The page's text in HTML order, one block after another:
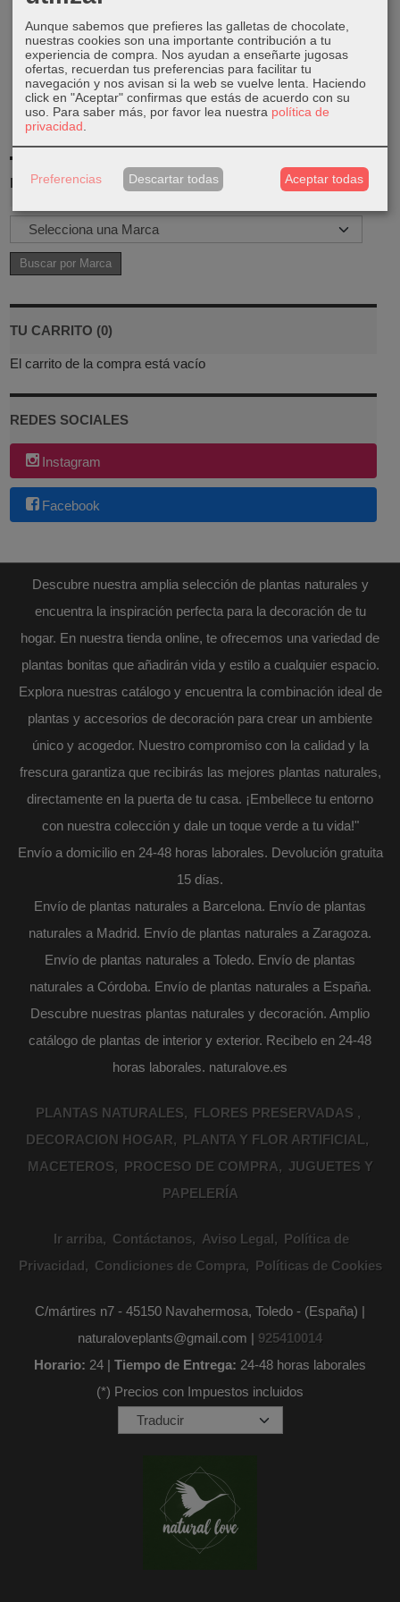
MARCAS
TU CARRITO (0)
El carrito de la compra está vacío
REDES SOCIALES
Instagram
Facebook
Descubre nuestra amplia selección de plantas naturales y
encuentra la inspiración perfecta para la decoración de tu
hogar. En nuestra tienda online, te ofrecemos una variedad de
plantas bonitas que añadirán vida y estilo a cualquier espacio.
Explora nuestras catálogo y encuentra la combinación ideal de
plantas y accesorios de decoración para crear un ambiente
único y acogedor. Nuestro compromiso con la calidad y la
frescura garantiza que recibirás las mejores plantas naturales,
directamente en la puerta de tu casa. ¡Embellece tu entorno
con nuestra colección y dale un toque verde a tu vida!"
Envío a domicilio en 24-48 horas laborales. Devolución gratuita
15 días.
Envío de plantas naturales a Barcelona. Envío de plantas
naturales a Madrid. Envío de plantas naturales a Zaragoza.
Envío de plantas naturales a Toledo. Envío de plantas
naturales a Córdoba. Envío de plantas naturales a España.
Descubre nuestras plantas naturales y decoración. Amplio
catálogo de plantas de interior y exterior. Recibelo en 24-48
horas laborales. naturalove.es
PLANTAS NATURALES
FLORES PRESERVADAS
DECORACION HOGAR
PLANTA Y FLOR ARTIFICIAL
MACETEROS
PROCESO DE COMPRA
JUGUETES Y
PAPELERÍA
Ir arriba Contáctanos Aviso Legal
Política de
Privacidad
Condiciones de Compra Políticas de Cookies
C/mártires n7 - 45150 Navahermosa, Toledo - (España) |
naturaloveplants@gmail.com | 925410014
Horario: 24 | Tiempo de Entrega: 24-48 horas laborales
(*) Precios con Impuestos incluidos
Aunque sabemos que prefieres las galletas de chocolate,
nuestras cookies son una importante contribución a tu
experiencia de compra. Nos ayudan a enseñarte jugosas
ofertas, recuerdan tus preferencias para facilitar tu
navegación y nos avisan si la web se vuelve lenta. Haciendo
click en "Aceptar" confirmas que estás de acuerdo con su
uso. Para saber más, por favor lea nuestra política de
privacidad
Preferencias Descartar todas Aceptar todas